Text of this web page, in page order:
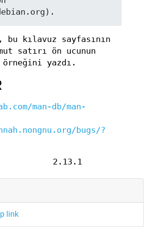
link
bu kılavuz sayfasının
satırı ön ucunun
örneğini yazdı.
man-db/man-
bugs/?
2.13.1